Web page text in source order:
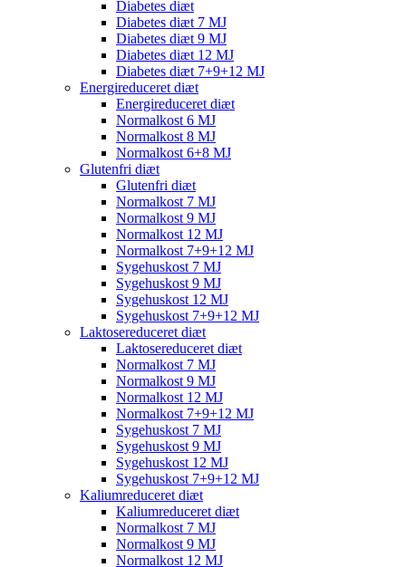
Diabetes diæt
Diabetes diæt 7 MJ
Diabetes diæt 9 MJ
Diabetes diæt 12 MJ
Diabetes diæt 7+9+12 MJ
Energireduceret diæt
Energireduceret diæt
Normalkost 6 MJ
Normalkost 8 MJ
Normalkost 6+8 MJ
Glutenfri diæt
Glutenfri diæt
Normalkost 7 MJ
Normalkost 9 MJ
Normalkost 12 MJ
Normalkost 7+9+12 MJ
Sygehuskost 7 MJ
Sygehuskost 9 MJ
Sygehuskost 12 MJ
Sygehuskost 7+9+12 MJ
Laktosereduceret diæt
Laktosereduceret diæt
Normalkost 7 MJ
Normalkost 9 MJ
Normalkost 12 MJ
Normalkost 7+9+12 MJ
Sygehuskost 7 MJ
Sygehuskost 9 MJ
Sygehuskost 12 MJ
Sygehuskost 7+9+12 MJ
Kaliumreduceret diæt
Kaliumreduceret diæt
Normalkost 7 MJ
Normalkost 9 MJ
Normalkost 12 MJ